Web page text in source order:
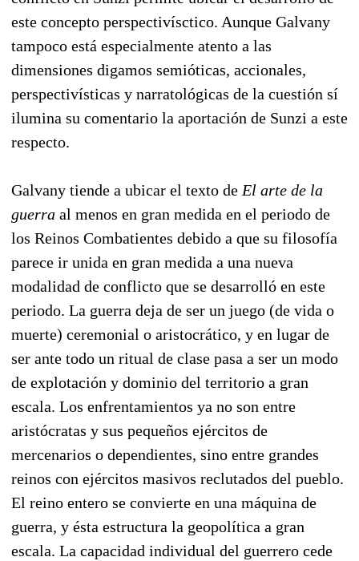
este concepto perspectivísctico. Aunque Galvany
tampoco está especialmente atento a las
dimensiones digamos semióticas, accionales,
perspectivísticas y narratológicas de la cuestión sí
ilumina su comentario la aportación de Sunzi a este
respecto.
Galvany tiende a ubicar el texto de El arte de la
guerra al menos en gran medida en el periodo de
los Reinos Combatientes debido a que su filosofía
parece ir unida en gran medida a una nueva
modalidad de conflicto que se desarrolló en este
periodo. La guerra deja de ser un juego (de vida o
muerte) ceremonial o aristocrático, y en lugar de
ser ante todo un ritual de clase pasa a ser un modo
de explotación y dominio del territorio a gran
escala. Los enfrentamientos ya no son entre
aristócratas y sus pequeños ejércitos de
mercenarios o dependientes, sino entre grandes
reinos con ejércitos masivos reclutados del pueblo.
El reino entero se convierte en una máquina de
guerra, y ésta estructura la geopolítica a gran
escala. La capacidad individual del guerrero cede